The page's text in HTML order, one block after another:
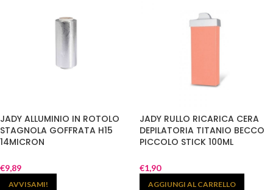
JADY ALLUMINIO IN ROTOLO
STAGNOLA GOFFRATA H15
14MICRON
€9,89
AVVISAMI!
JADY RULLO RICARICA CERA
DEPILATORIA TITANIO BECCO
PICCOLO STICK 100ML
€1,90
AGGIUNGI AL CARRELLO